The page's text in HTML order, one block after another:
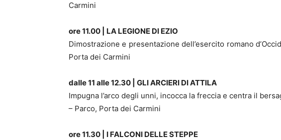
Carmini
ore 11.00 | LA LEGIONE DI EZIO
Dimostrazione e presentazione dell’esercito romano
Porta dei Carmini
dalle 11 alle 12.30 | GLI ARCIERI DI ATTILA
Impugna l’arco degli unni, incocca la freccia e centra il
– Parco, Porta dei Carmini
ore 11.30 | I FALCONI DELLE STEPPE